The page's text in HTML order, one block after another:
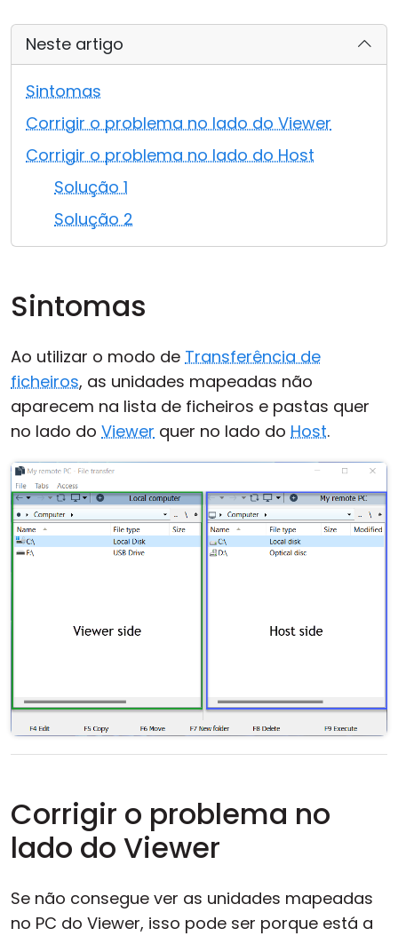
Neste artigo
Sintomas
Corrigir o problema no lado do Viewer
Corrigir o problema no lado do Host
Solução 1
Solução 2
Sintomas
Ao utilizar o modo de Transferência de
ficheiros, as unidades mapeadas não
aparecem na lista de ficheiros e pastas quer
no lado do Viewer quer no lado do Host.
Corrigir o problema no
lado do Viewer
Se não consegue ver as unidades mapeadas
no PC do Viewer, isso pode ser porque está a
Nuvem & Local